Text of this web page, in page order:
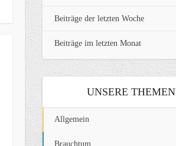
Beiträge der letzten Woche
Beiträge im letzten Monat
UNSERE THEMEN
Allgemein
Brauchtum